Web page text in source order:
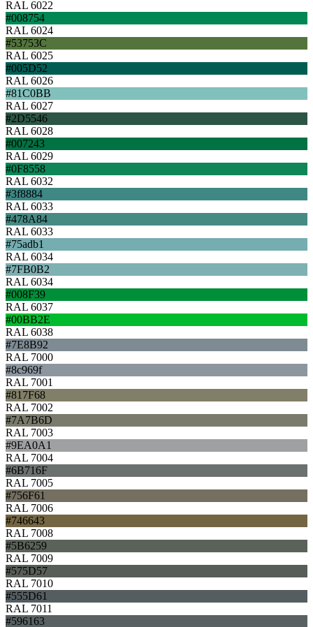
RAL 6022
#008754
RAL 6024
#53753C
RAL 6025
#005D52
RAL 6026
#81C0BB
RAL 6027
#2D5546
RAL 6028
#007243
RAL 6029
#0F8558
RAL 6032
#3f8884
RAL 6033
#478A84
RAL 6033
#75adb1
RAL 6034
#7FB0B2
RAL 6034
#008F39
RAL 6037
#00BB2E
RAL 6038
#7E8B92
RAL 7000
#8c969f
RAL 7001
#817F68
RAL 7002
#7A7B6D
RAL 7003
#9EA0A1
RAL 7004
#6B716F
RAL 7005
#756F61
RAL 7006
#746643
RAL 7008
#5B6259
RAL 7009
#575D57
RAL 7010
#555D61
RAL 7011
#596163